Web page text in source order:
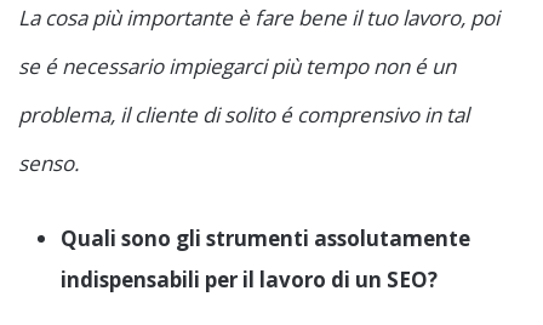
La cosa più importante è fare bene il tuo lavoro, poi
se é necessario impiegarci più tempo non é un
problema, il cliente di solito é comprensivo in tal
senso.
Quali sono gli strumenti assolutamente
indispensabili per il lavoro di un SEO?